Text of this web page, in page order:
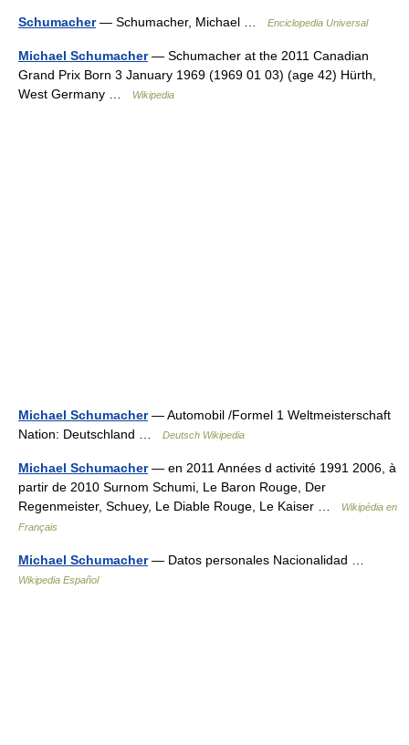
Schumacher— Schumacher, Michael … Enciclopedia Universal
Michael Schumacher— Schumacher at the 2011 Canadian
Grand Prix Born 3 January 1969 (1969 01 03) (age 42) Hürth,
West Germany …
Wikipedia
Michael Schumacher— Automobil /Formel 1 Weltmeisterschaft
Nation: Deutschland …
Deutsch Wikipedia
Michael Schumacher— en 2011 Années d activité 1991 2006, à
partir de 2010 Surnom Schumi, Le Baron Rouge, Der
Regenmeister, Schuey, Le Diable Rouge, Le Kaiser …
Wikipédia en
Français
Michael Schumacher— Datos personales Nacionalidad …
Wikipedia Español